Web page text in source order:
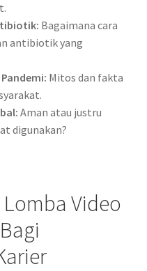
Bagaimana cara
antibiotik yang
Mitos dan fakta
Aman atau justru
digunakan?
Video